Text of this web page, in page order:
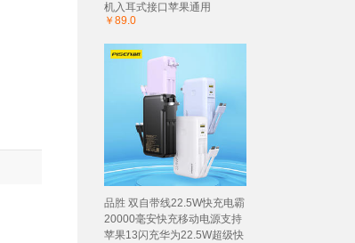
机入耳式接口苹果通用
￥89.0
品胜 双自带线22.5W快充电霸
20000毫安快充移动电源支持
苹果13闪充华为22.5W超级快